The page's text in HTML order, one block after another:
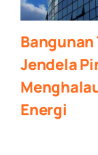
Bangunan
Jendela
Energi